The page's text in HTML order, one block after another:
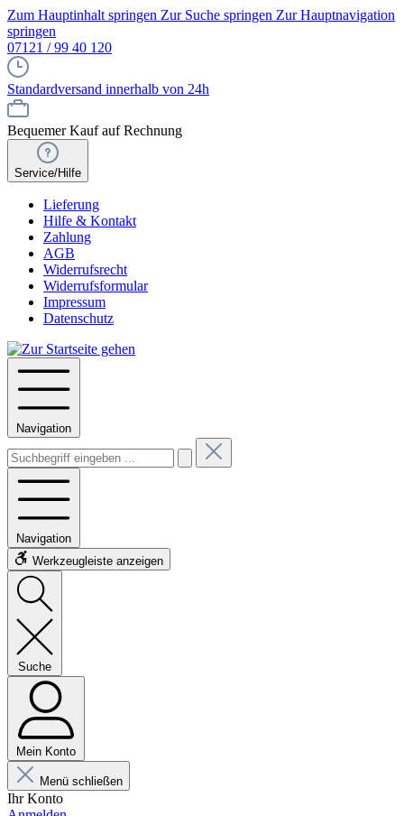
Zum Hauptinhalt springen Zur Suche springen Zur Hauptnavigation
springen
07121 / 99 40 120
Standardversand innerhalb von 24h
Bequemer Kauf auf Rechnung
Service/Hilfe
Lieferung
Hilfe & Kontakt
Zahlung
AGB
Widerrufsrecht
Widerrufsformular
Impressum
Datenschutz
Navigation
Navigation
Werkzeugleiste anzeigen
Suche
Mein Konto
Menü schließen
Ihr Konto